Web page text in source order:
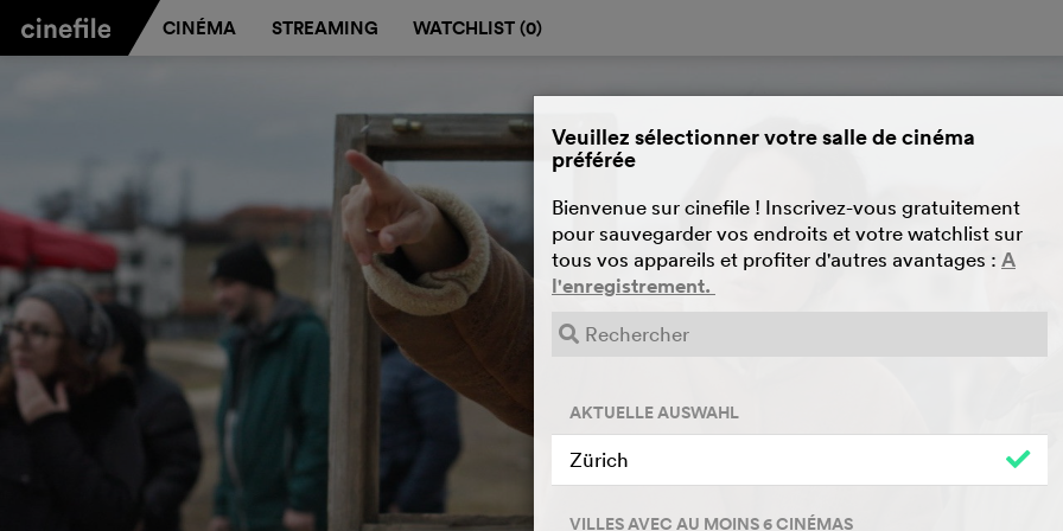
CINÉMA STREAMING WATCHLIST (0)
Veuillez sélectionner votre salle de cinéma
préférée
Bienvenue sur cinefile ! Inscrivez-vous gratuitement
pour sauvegarder vos endroits et votre watchlist sur
tous vos appareils et profiter d'autres avantages : A
l'enregistrement.
AKTUELLE AUSWAHL
Zürich
VILLES AVEC AU MOINS 6 CINÉMAS